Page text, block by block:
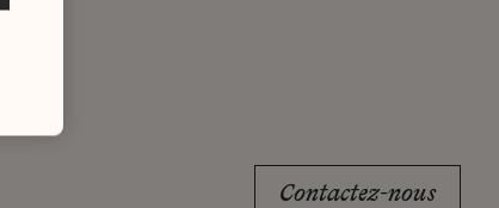
Contactez-nous